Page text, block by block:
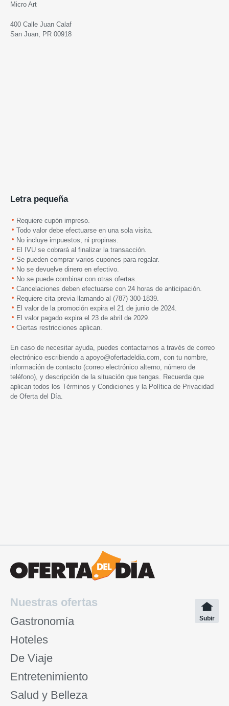
Micro Art
400 Calle Juan Calaf
San Juan, PR 00918
Letra pequeña
Requiere cupón impreso.
Todo valor debe efectuarse en una sola visita.
No incluye impuestos, ni propinas.
El IVU se cobrará al finalizar la transacción.
Se pueden comprar varios cupones para regalar.
No se devuelve dinero en efectivo.
No se puede combinar con otras ofertas.
Cancelaciones deben efectuarse con 24 horas de anticipación.
Requiere cita previa llamando al (787) 300-1839.
El valor de la promoción expira el 21 de junio de 2024.
El valor pagado expira el 23 de abril de 2029.
Ciertas restricciones aplican.
En caso de necesitar ayuda, puedes contactarnos a través de correo
electrónico escribiendo a apoyo@ofertadeldia.com , con tu nombre,
información de contacto (correo electrónico alterno, número de
teléfono), y descripción de la situación que tengas. Recuerda que
aplican todos los Términos y Condiciones y la Política de Privacidad
de Oferta del Día.
Nuestras ofertas
Gastronomía
Hoteles
De Viaje
Entretenimiento
Salud y Belleza
Subir